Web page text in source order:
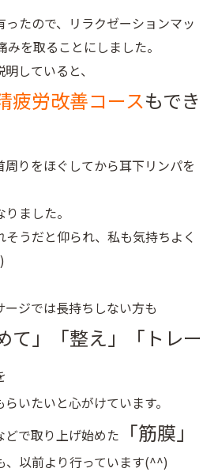
たので、リラクゼーションマッ
を取ることにしました。
していると、
疲労改善コースもでき
周りをほぐしてから耳下リンパを
ました。
うだと仰られ、私も気持ちよく
ジでは長持ちしない方も
て」「整え」「トレー
いたいと心がけています。
どで取り上げ始めた
「筋膜」
、以前より行っています(^^)